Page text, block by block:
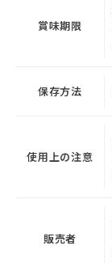
賞味期限
保存方法
使用上の注意
販売者